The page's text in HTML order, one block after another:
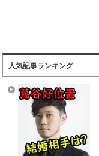
人気記事ランキング